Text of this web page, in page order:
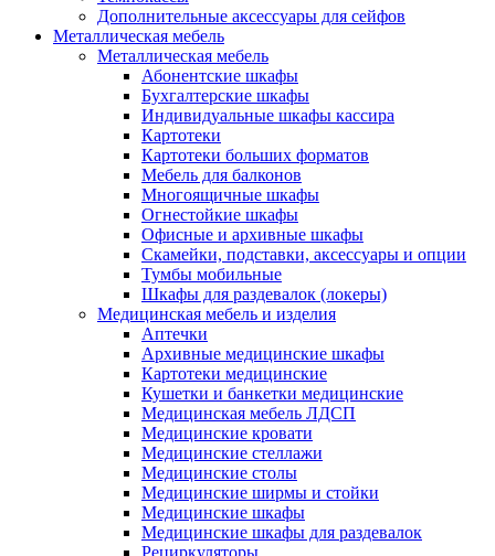
Дополнительные аксессуары для сейфов
Металлическая мебель
Металлическая мебель
Абонентские шкафы
Бухгалтерские шкафы
Индивидуальные шкафы кассира
Картотеки
Картотеки больших форматов
Мебель для балконов
Многоящичные шкафы
Огнестойкие шкафы
Офисные и архивные шкафы
Скамейки, подставки, аксессуары и опции
Тумбы мобильные
Шкафы для раздевалок (локеры)
Медицинская мебель и изделия
Аптечки
Архивные медицинские шкафы
Картотеки медицинские
Кушетки и банкетки медицинские
Медицинская мебель ЛДСП
Медицинские кровати
Медицинские стеллажи
Медицинские столы
Медицинские ширмы и стойки
Медицинские шкафы
Медицинские шкафы для раздевалок